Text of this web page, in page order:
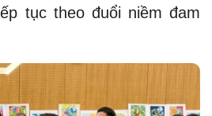
tục theo đuổi niềm đam